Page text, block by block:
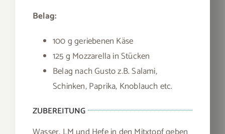
Belag:
100 g geriebenen Käse
125 g Mozzarella in Stücken
Belag nach Gusto z.B. Salami,
Schinken, Paprika, Knoblauch etc.
ZUBEREITUNG